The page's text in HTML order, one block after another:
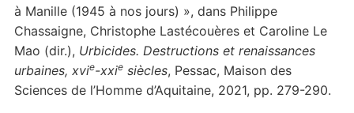
à Manille (1945 à nos jours) », dans Philippe
Chassaigne, Christophe Lastécouères et Caroline Le
Mao (dir.), Urbicides. Destructions et renaissances
urbaines, xvie-xxiesiècles, Pessac, Maison des
Sciences de l’Homme d’Aquitaine, 2021, pp. 279-290.